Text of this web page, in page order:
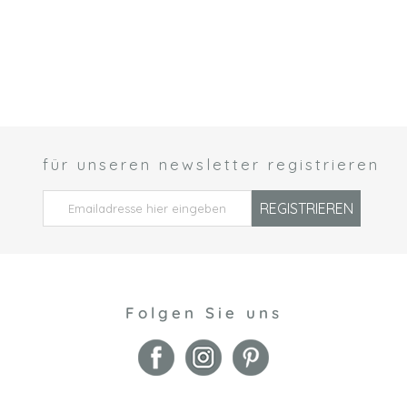
für unseren newsletter registrieren
REGISTRIEREN
Folgen Sie uns